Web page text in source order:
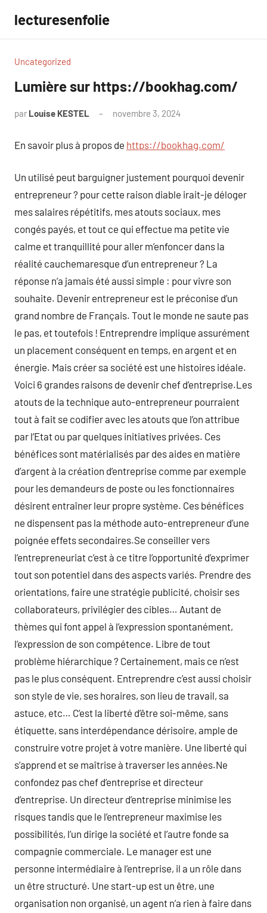
contenu
lecturesenfolie
Uncategorized
Lumière sur https://bookhag.com/
par Louise KESTEL novembre 3, 2024
En savoir plus à propos de https://bookhag.com/
Un utilisé peut barguigner justement pourquoi devenir
entrepreneur ? pour cette raison diable irait-je déloger
mes salaires répétitifs, mes atouts sociaux, mes
congés payés, et tout ce qui effectue ma petite vie
calme et tranquillité pour aller m’enfoncer dans la
réalité cauchemaresque d’un entrepreneur ? La
réponse n’a jamais été aussi simple : pour vivre son
souhaite. Devenir entrepreneur est le préconise d’un
grand nombre de Français. Tout le monde ne saute pas
le pas, et toutefois ! Entreprendre implique assurément
un placement conséquent en temps, en argent et en
énergie. Mais créer sa société est une histoires idéale.
Voici 6 grandes raisons de devenir chef d’entreprise.Les
atouts de la technique auto-entrepreneur pourraient
tout à fait se codifier avec les atouts que l’on attribue
par l’Etat ou par quelques initiatives privées. Ces
bénéfices sont matérialisés par des aides en matière
d’argent à la création d’entreprise comme par exemple
pour les demandeurs de poste ou les fonctionnaires
désirent entraîner leur propre système. Ces bénéfices
ne dispensent pas la méthode auto-entrepreneur d’une
poignée effets secondaires.Se conseiller vers
l’entrepreneuriat c’est à ce titre l’opportunité d’exprimer
tout son potentiel dans des aspects variés. Prendre des
orientations, faire une stratégie publicité, choisir ses
collaborateurs, privilégier des cibles… Autant de
thèmes qui font appel à l’expression spontanément,
l’expression de son compétence. Libre de tout
problème hiérarchique ? Certainement, mais ce n’est
pas le plus conséquent. Entreprendre c’est aussi choisir
son style de vie, ses horaires, son lieu de travail, sa
astuce, etc… C’est la liberté d’être soi-même, sans
étiquette, sans interdépendance dérisoire, ample de
construire votre projet à votre manière. Une liberté qui
s’apprend et se maîtrise à traverser les années.Ne
confondez pas chef d’entreprise et directeur
d’entreprise. Un directeur d’entreprise minimise les
risques tandis que le l’entrepreneur maximise les
possibilités, l’un dirige la société et l’autre fonde sa
compagnie commerciale. Le manager est une
personne intermédiaire à l’entreprise, il a un rôle dans
un être structuré. Une start-up est un être, une
organisation non organisé, un agent n’a rien à faire dans